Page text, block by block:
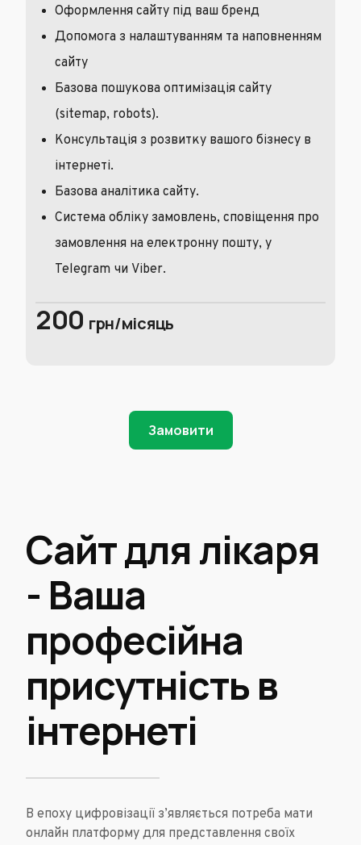
Оформлення сайту під ваш бренд
Допомога з налаштуванням та наповненням
сайту
Базова пошукова оптимізація сайту
(sitemap, robots).
Консультація з розвитку вашого бізнесу в
інтернеті.
Базова аналітика сайту.
Система обліку замовлень, сповіщення про
замовлення на електронну пошту, у
Telegram чи Viber.
200 грн/місяць
Замовити
Сайт для лікаря
- Ваша
професійна
присутність в
інтернеті
В епоху цифровізації з’являється потреба мати
онлайн платформу для представлення своїх